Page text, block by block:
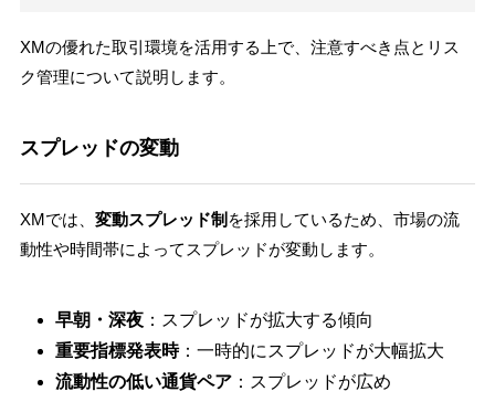
XMの優れた取引環境を活用する上で、注意すべき点とリス
ク管理について説明します。
スプレッドの変動
XMでは、 変動スプレッド制 を採用しているため、市場の流
動性や時間帯によってスプレッドが変動します。
早朝・深夜：スプレッドが拡大する傾向
重要指標発表時：一時的にスプレッドが大幅拡大
流動性の低い通貨ペア：スプレッドが広め